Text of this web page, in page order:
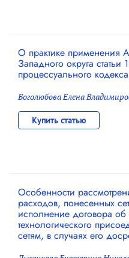
О практике применения
Западного округа
процессуального
Боголюбова Елена
Купить статью
Особенности
расходов, понесенных
исполнение договора об
технологического
сетям, в случаях его